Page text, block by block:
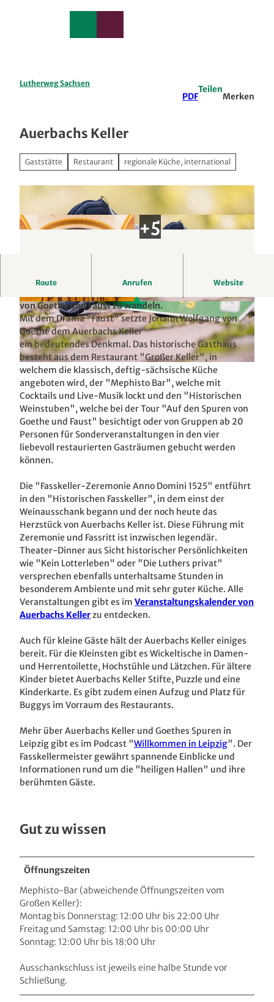
Lutherweg Sachsen
PDF
Teilen
Merken
Auerbachs Keller
Gaststätte Restaurant regionale Küche, international
V
i
d
e
o
a
b
s
p
i
e
l
© Philipp Kirschner
© www.pkfotografie.com, Philipp Kirschner |
KI-optimiert |CC-BY
© Philipp Kirschner
Route Anrufen Website
Der über 500 Jahre alte Auerbachs Keller unter dem
von Goethe und Faust zu wandeln.
Mit dem Drama "Faust" setzte Johann Wolfgang von
Goethe dem Auerbachs Keller
ein bedeutendes Denkmal. Das historische Gasthaus
besteht aus dem Restaurant "Großer Keller", in
welchem die klassisch, deftig-sächsische Küche
angeboten wird, der "Mephisto Bar", welche mit
Cocktails und Live-Musik lockt und den "Historischen
Weinstuben", welche bei der Tour "Auf den Spuren von
Goethe und Faust" besichtigt oder von Gruppen ab 20
Personen für Sonderveranstaltungen in den vier
liebevoll restaurierten Gasträumen gebucht werden
können.
Die "Fasskeller-Zeremonie Anno Domini 1525" entführt
in den "Historischen Fasskeller", in dem einst der
Weinausschank begann und der noch heute das
Herzstück von Auerbachs Keller ist. Diese Führung mit
Zeremonie und Fassritt ist inzwischen legendär.
Theater-Dinner aus Sicht historischer Persönlichkeiten
wie "Kein Lotterleben" oder "Die Luthers privat"
versprechen ebenfalls unterhaltsame Stunden in
besonderem Ambiente und mit sehr guter Küche. Alle
Veranstaltungen gibt es im Veranstaltungskalender von
Auerbachs Kellerzu entdecken.
Auch für kleine Gäste hält der Auerbachs Keller einiges
bereit. Für die Kleinsten gibt es Wickeltische in Damen-
und Herrentoilette, Hochstühle und Lätzchen. Für ältere
Kinder bietet Auerbachs Keller Stifte, Puzzle und eine
Kinderkarte. Es gibt zudem einen Aufzug und Platz für
Buggys im Vorraum des Restaurants.
Mehr über Auerbachs Keller und Goethes Spuren in
Leipzig gibt es im Podcast "Willkommen in Leipzig". Der
Fasskellermeister gewährt spannende Einblicke und
Informationen rund um die "heiligen Hallen" und ihre
berühmten Gäste.
Gut zu wissen
Öffnungszeiten
Mephisto-Bar (abweichende Öffnungszeiten vom
Großen Keller):
Montag bis Donnerstag: 12:00 Uhr bis 22:00 Uhr
Freitag und Samstag: 12:00 Uhr bis 00:00 Uhr
Sonntag: 12:00 Uhr bis 18:00 Uhr
Ausschankschluss ist jeweils eine halbe Stunde vor
Schließung.